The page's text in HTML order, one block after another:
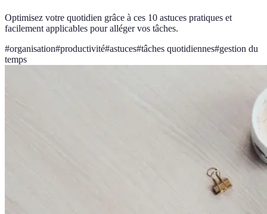
Optimisez votre quotidien grâce à ces 10 astuces pratiques et
facilement applicables pour alléger vos tâches.
#organisation#productivité#astuces#tâches quotidiennes#gestion du
temps